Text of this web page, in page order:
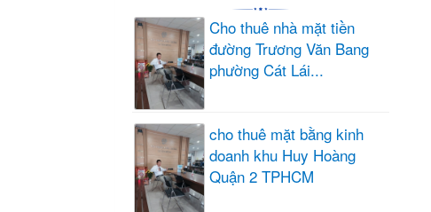
Cho thuê nhà mặt tiền
đường Trương Văn Bang
phường Cát Lái...
cho thuê mặt bằng kinh
doanh khu Huy Hoàng
Quận 2 TPHCM